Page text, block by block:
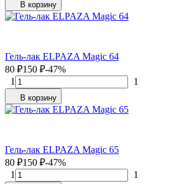
В корзину
Гель-лак ELPAZA Magic 64
80 ₽150 ₽-47%
1
1
В корзину
Гель-лак ELPAZA Magic 65
80 ₽150 ₽-47%
1
1